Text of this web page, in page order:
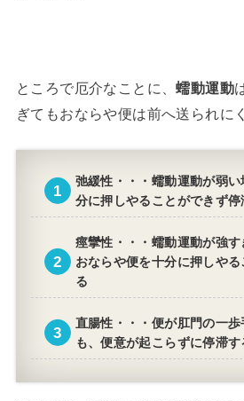
ところで厄介なことに、蠕動運動
ぎてもおならや便は前へ送られに
弛緩性 ・・・蠕動運動が弱
分に押しやることができず停
痙攣性 ・・・蠕動運動が強
おならや便を十分に押しや
る
直腸性 ・・・便が肛門の一
も、便意が起こらずに停滞す